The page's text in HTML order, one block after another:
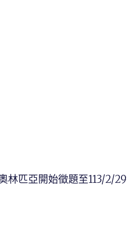
林匹亞開始徵題至113/2/